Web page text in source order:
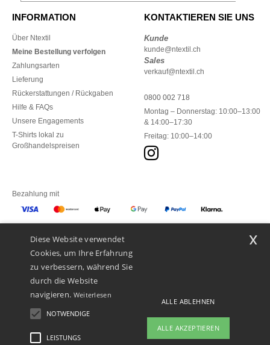
INFORMATION
Über Ntextil
Meine Bestellung verfolgen
Zahlungsarten
Lieferung
Rückerstattungen / Rückgaben
Hilfe & FAQs
Unsere Engagements
T-Shirts lokal zu
Großhandelspreisen
KONTAKTIEREN SIE UNS
Kunde
kunde@ntextil.ch
Sales
verkauf@ntextil.ch
0800 002 718
Montag – Donnerstag: 10:00–13:00
& 14:00–17:30
Freitag: 10:00–14:00
Bezahlung mit
Unsere Paketzusteller
Diese Website verwendet
Cookies, um Ihre Erfahrung
zu verbessern, während Sie
durch die Website
navigieren. Weiterlesen
NOTWENDIGE
LEISTUNGS
ALLE ABLEHNEN
ALLE AKZEPTIEREN
x